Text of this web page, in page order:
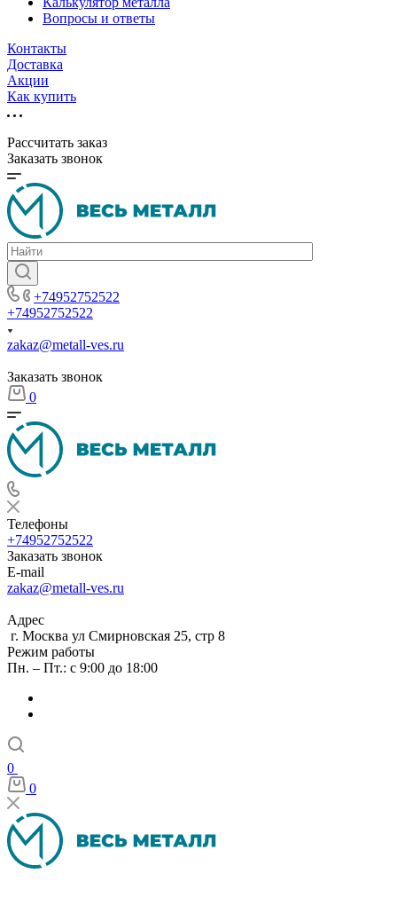
Вопросы и ответы
Контакты
Доставка
Акции
Как купить
Рассчитать заказ
Заказать звонок
+74952752522
+74952752522
zakaz@metall-ves.ru
Заказать звонок
0
Телефоны
+74952752522
Заказать звонок
E-mail
zakaz@metall-ves.ru
Адрес
г. Москва ул Смирновская 25, стр 8
Режим работы
Пн. – Пт.: с 9:00 до 18:00
0
0